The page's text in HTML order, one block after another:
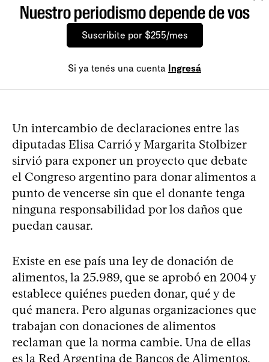
Nuestro periodismo depende de vos
Suscribite por $255/mes
Si ya tenés una cuenta Ingresá
Un intercambio de declaraciones entre las
diputadas Elisa Carrió y Margarita Stolbizer
sirvió para exponer un proyecto que debate
el Congreso argentino para donar alimentos a
punto de vencerse sin que el donante tenga
ninguna responsabilidad por los daños que
puedan causar.
Existe en ese país una ley de donación de
alimentos, la 25.989, que se aprobó en 2004 y
establece quiénes pueden donar, qué y de
qué manera. Pero algunas organizaciones que
trabajan con donaciones de alimentos
reclaman que la norma cambie. Una de ellas
es la Red Argentina de Bancos de Alimentos,